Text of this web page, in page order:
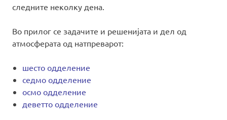
следните неколку дена.
Во прилог се задачите и решенијата и дел од
атмосферата од натпреварот:
шесто одделение
седмо одделение
осмо одделение
деветто одделение